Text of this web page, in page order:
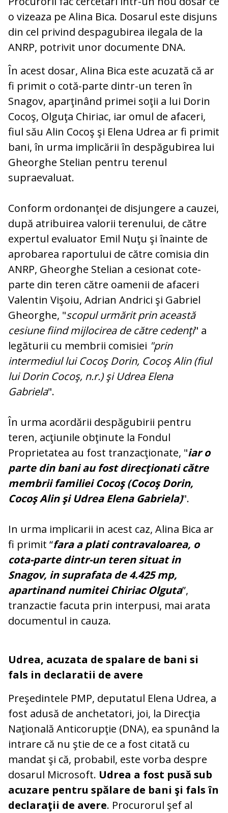
o vizeaza pe Alina Bica. Dosarul este disjuns
din cel privind despagubirea ilegala de la
ANRP, potrivit unor documente DNA.
În acest dosar, Alina Bica este acuzată că ar
fi primit o cotă-parte dintr-un teren în
Snagov, aparţinând primei soţii a lui Dorin
Cocoş, Olguţa Chiriac, iar omul de afaceri,
fiul său Alin Cocoş şi Elena Udrea ar fi primit
bani, în urma implicării în despăgubirea lui
Gheorghe Stelian pentru terenul
supraevaluat.
Conform ordonanţei de disjungere a cauzei,
după atribuirea valorii terenului, de către
expertul evaluator Emil Nuţu şi înainte de
aprobarea raportului de către comisia din
ANRP, Gheorghe Stelian a cesionat cote-
parte din teren către oamenii de afaceri
Valentin Vişoiu, Adrian Andrici şi Gabriel
Gheorghe, "scopul urmărit prin această
cesiune fiind mijlocirea de către cedenţi" a
legăturii cu membrii comisiei "prin
intermediul lui Cocoş Dorin, Cocoş Alin (fiul
lui Dorin Cocoş, n.r.) şi Udrea Elena
Gabriela".
În urma acordării despăgubirii pentru
teren, acţiunile obţinute la Fondul
Proprietatea au fost tranzacţionate, "iar o
parte din bani au fost direcţionati către
membrii familiei Cocoş (Cocoş Dorin,
Cocoş Alin şi Udrea Elena Gabriela)".
In urma implicarii in acest caz, Alina Bica ar
fi primit “fara a plati contravaloarea, o
cota-parte dintr-un teren situat in
Snagov, in suprafata de 4.425 mp,
apartinand numitei Chiriac Olguta”,
tranzactie facuta prin interpusi, mai arata
documentul in cauza.
Udrea, acuzata de spalare de bani si
fals in declaratii de avere
Preşedintele PMP, deputatul Elena Udrea, a
fost adusă de anchetatori, joi, la Direcţia
Naţională Anticorupţie (DNA), ea spunând la
intrare că nu ştie de ce a fost citată cu
mandat şi că, probabil, este vorba despre
dosarul Microsoft. Udrea a fost pusă sub
acuzare pentru spălare de bani şi fals în
declaraţii de avere. Procurorul şef al